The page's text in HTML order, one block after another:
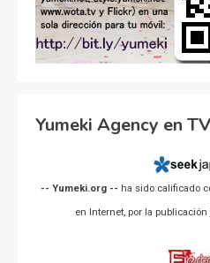
Yumeki Agency en TV
-- Yumeki.org -- ha sido calificado
en Internet, por la